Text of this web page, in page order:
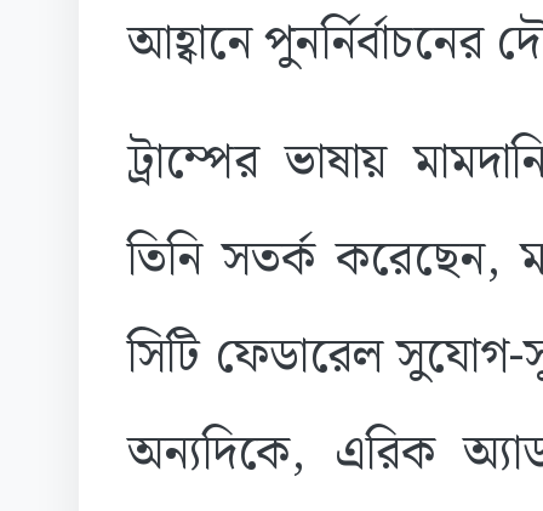
আহ্বানে
ট্রাম্পের ভাষায়
তিনি সতর্ক করেছেন,
সিটি ফেডারেল সুযোগ-
অন্যদিকে, এরিক